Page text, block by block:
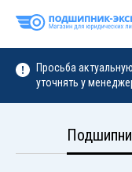
Просьба
уточнять у